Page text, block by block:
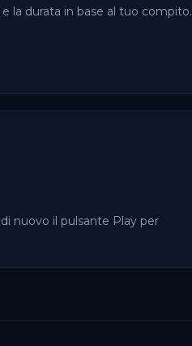
la durata in base al tuo compito.
nuovo il pulsante Play per